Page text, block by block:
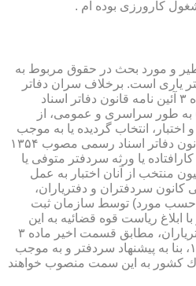
کارورزی بوده ام .
و مورد بحث در حقوق مربوط به
یاری است. برخلاف سران دفاتر
اسناد رسمی كه به موجب ماده ۳ آئین نامه قانون دفاتر اسناد
(اصلاحی ۲۷/۱۱/۱۳۶۰) به طور سراسری و عمومی، از
انتخاب گردیده یا به موجب
اختیارات حاصله از ماده ۶۹ قانون دفاتر اسناد رسمی مصوب ۱۳۵۴
یا ورثه سردفتر متوفی یا
منتخب از آنان اختبار به عمل
سردفتران و دفتریاران،
(حسب مورد) توسط سازمان ثبت
ابلاغ ریاست قوه قضائیه به این
سمت منصوب خواهند شد. دفتریاران، مطابق قسمت اخیر ماده ۳
قانون دفاتر اسناد رسمی ۱۳۵۴، بنا به پیشنهاد سردفتر و به موجب
كشور به این سمت منصوب خواهند